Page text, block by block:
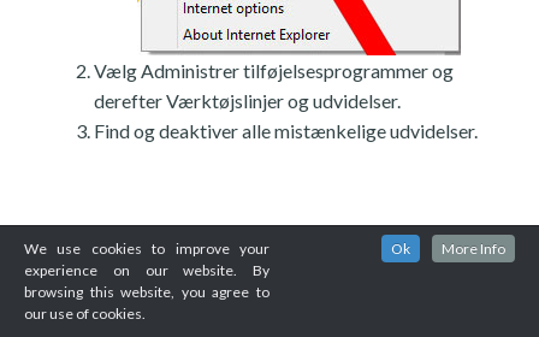
Vælg Administrer tilføjelsesprogrammer og
derefter Værktøjslinjer og udvidelser.
Find og deaktiver alle mistænkelige udvidelser.
We use cookies to improve your
experience on our website. By
browsing this website, you agree to
our use of cookies.
Ok More Info